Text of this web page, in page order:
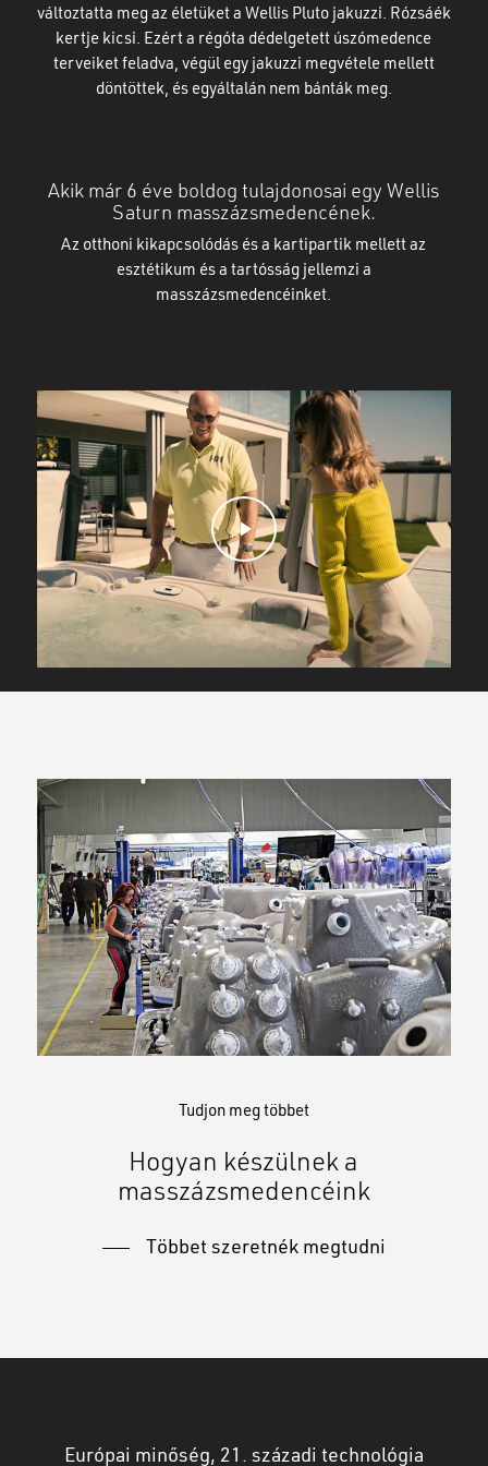
Nu ai niciun produs în coș.
változtatta meg az életüket a Wellis Pluto jakuzzi. Rózsáék
kertje kicsi. Ezért a régóta dédelgetett úszómedence
terveiket feladva, végül egy jakuzzi megvétele mellett
döntöttek, és egyáltalán nem bánták meg.
Akik már 6 éve boldog tulajdonosai egy Wellis
Saturn masszázsmedencének.
Az otthoni kikapcsolódás és a kartipartik mellett az
esztétikum és a tartósság jellemzi a
masszázsmedencéinket.
Play Video
Tudjon meg többet
Hogyan készülnek a
masszázsmedencéink
Többet szeretnék megtudni
Európai minőség, 21. századi technológia